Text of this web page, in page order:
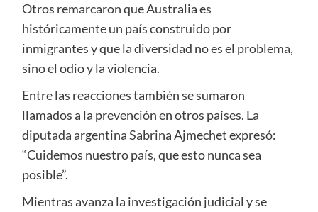
Otros remarcaron que Australia es
históricamente un país construido por
inmigrantes y que la diversidad no es el problema,
sino el odio y la violencia.
Entre las reacciones también se sumaron
llamados a la prevención en otros países. La
diputada argentina Sabrina Ajmechet expresó:
“Cuidemos nuestro país, que esto nunca sea
posible”.
Mientras avanza la investigación judicial y se